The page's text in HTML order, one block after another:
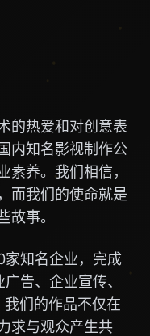
的热爱和对创意表
内知名影视制作公
素养。我们相信，
而我们的使命就是
故事。
家知名企业，完成
告、企业宣传、
们的作品不仅在
求与观众产生共